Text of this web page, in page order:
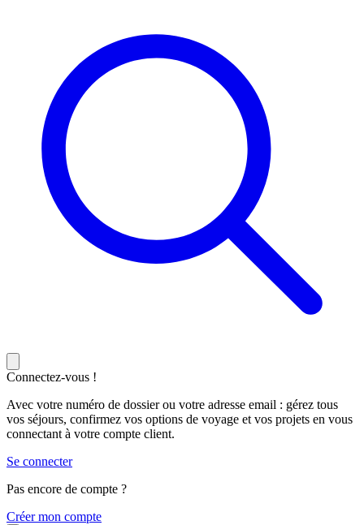
Connectez-vous !
Avec votre numéro de dossier ou votre adresse email : gérez tous
vos séjours, confirmez vos options de voyage et vos projets en vous
connectant à votre compte client.
Se connecter
Pas encore de compte ?
Créer mon compte